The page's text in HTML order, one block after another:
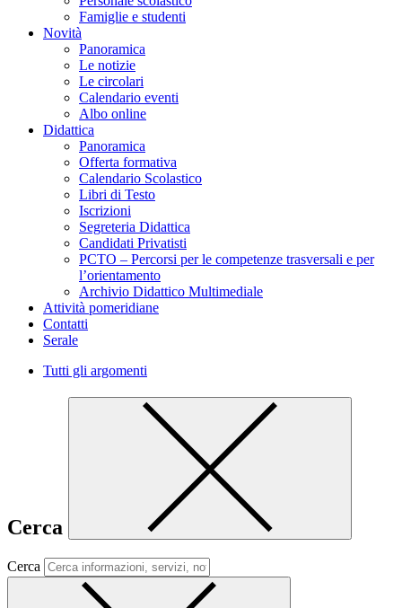
Famiglie e studenti
Novità
Panoramica
Le notizie
Le circolari
Calendario eventi
Albo online
Didattica
Panoramica
Offerta formativa
Calendario Scolastico
Libri di Testo
Iscrizioni
Segreteria Didattica
Candidati Privatisti
PCTO – Percorsi per le competenze trasversali e per
l’orientamento
Archivio Didattico Multimediale
Attività pomeridiane
Contatti
Serale
Tutti gli argomenti
Cerca
Cerca